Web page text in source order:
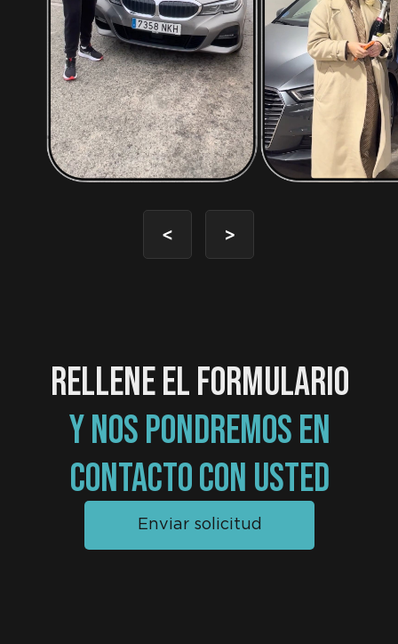
< >
RELLENE EL FORMULARIO
Y NOS PONDREMOS EN
CONTACTO CON USTED
Enviar solicitud